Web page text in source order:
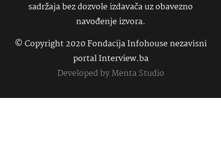
sadržaja bez dozvole izdavača uz obavezno
navođenje izvora.
© Copyright 2020 Fondacija Infohouse nezavisni
portal Interview.ba
Developed byMenta Studio